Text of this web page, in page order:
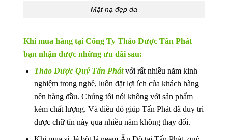
Mặt nạ đẹp da
Khi mua hàng tại Công Ty Thảo Dược Tấn Phát
bạn nhận được những ưu đãi sau:
Thảo Dược Quý Tấn Phátvới rất nhiều năm kinh
nghiệm trong nghề, luôn đặt lợi ích của khách hàng
nên hàng đầu. Chúng tôi nói không với sản phẩm
kém chất lượng. Và điều đó giúp Tấn Phát đã duy trì
được chữ tín này qua nhiều năm không thay đổi.